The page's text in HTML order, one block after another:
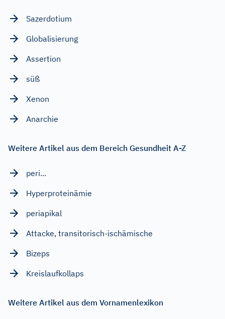
Sazerdotium
Globalisierung
Assertion
süß
Xenon
Anarchie
Weitere Artikel aus dem Bereich Gesundheit A-Z
peri...
Hyperproteinämie
periapikal
Attacke, transitorisch-ischämische
Bizeps
Kreislaufkollaps
Weitere Artikel aus dem Vornamenlexikon